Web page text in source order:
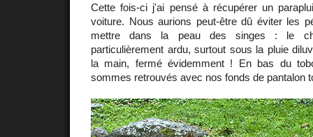
Cette fois-ci j'ai pensé à récupérer un
voiture. Nous aurions peut-être dû éviter les
mettre dans la peau des singes : le
particulièrement ardu, surtout sous la pluie
la main, fermé évidemment ! En bas du
sommes retrouvés avec nos fonds de pantalon